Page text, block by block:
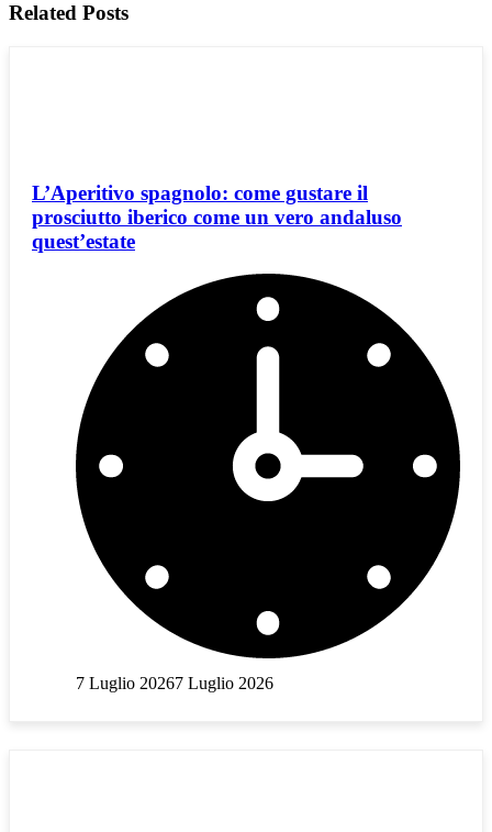
Related Posts
L’Aperitivo spagnolo: come gustare il
prosciutto iberico come un vero andaluso
quest’estate
7 Luglio 20267 Luglio 2026